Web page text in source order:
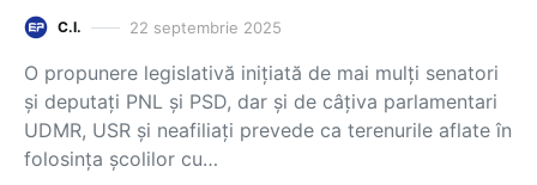
C.I. 22 septembrie 2025
O propunere legislativă inițiată de mai mulți senatori
și deputați PNL și PSD, dar și de câțiva parlamentari
UDMR, USR și neafiliați prevede ca terenurile aflate în
folosința școlilor cu…